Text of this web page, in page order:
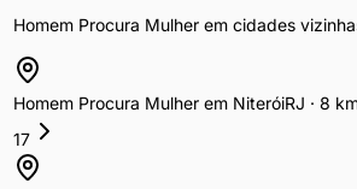
Homem Procura Mulherem cidades
Homem Procura Mulherem NiteróiRJ · 8
17